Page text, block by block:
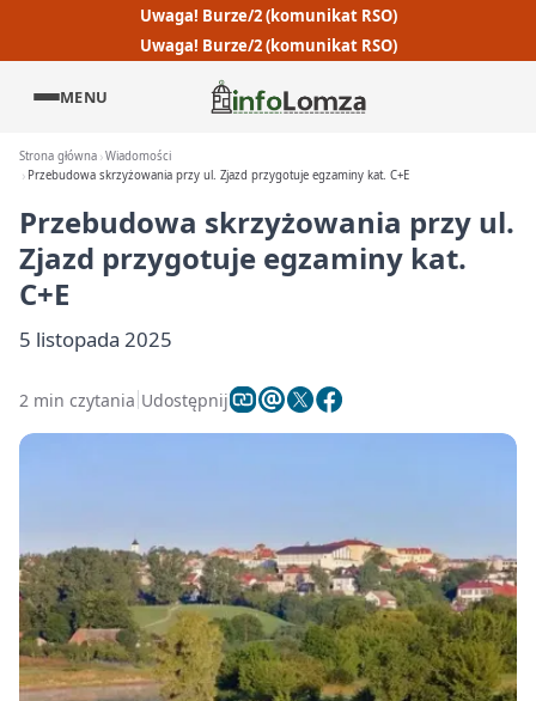
Uwaga! Burze/2 (komunikat RSO)
Uwaga! Burze/2 (komunikat RSO)
MENU
Strona główna Wiadomości
Przebudowa skrzyżowania przy ul. Zjazd przygotuje egzaminy kat. C+E
Przebudowa skrzyżowania przy ul.
Zjazd przygotuje egzaminy kat.
C+E
5 listopada 2025
2 min czytania Udostępnij